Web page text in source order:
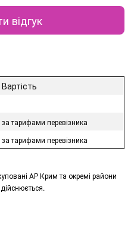
відгук
Вартість
за тарифами перевізника
за тарифами перевізника
АР Крим та окремі райони